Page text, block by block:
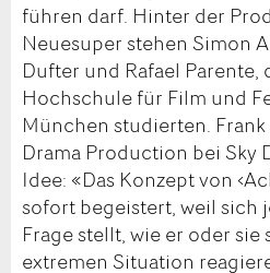
führen darf. Hinter der
Neuesuper stehen Simon
Dufter und Rafael Parente,
Hochschule für Film und
München studierten.
Drama Production bei Sky
Idee: «Das Konzept von
sofort begeistert, weil sich
Frage stellt, wie er oder
extremen Situation